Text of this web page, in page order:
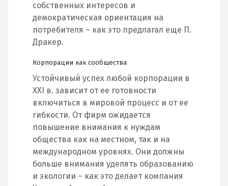
собственных интересов и
демократическая ориентация на
потребителя – как это предлагал еще П.
Дракер.
Корпорации как сообщества
Устойчивый успех любой корпорации в
XXI в. зависит от ее готовности
включиться в мировой процесс и от ее
гибкости. От фирм ожидается
повышение внимания к нуждам
общества как на местном, так и на
международном уровнях. Они должны
больше внимания уделять образованию
и экологии – как это делает компания